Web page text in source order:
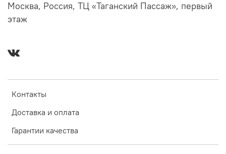
Контакты
Доставка и оплата
Гарантии качества
Москва, Россия, ТЦ «Таганский Пассаж», первый
этаж